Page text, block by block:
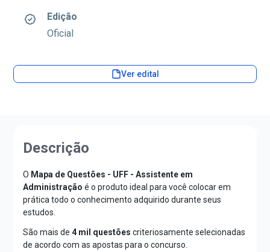
Edição
Oficial
Ver edital
Descrição
O Mapa de Questões - UFF - Assistente em
Administração é o produto ideal para você colocar em
prática todo o conhecimento adquirido durante seus
estudos.
São mais de4 mil questões criteriosamente selecionadas
de acordo com as apostas para o concurso.